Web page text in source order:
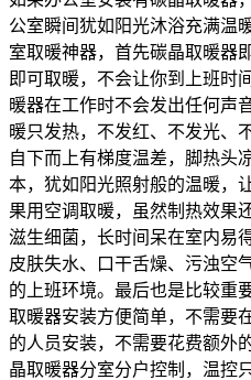
公室瞬间犹如阳光沐浴充满温
室取暖神器，首先碳晶取暖器
即可取暖，不会让你到上班时
暖器在工作时不会发出任何声
暖只发热，不发红、不发光、
自下而上有梯度温差，脚热头
本，犹如阳光照射般的温暖，
果用空调取暖，虽然制热效果
滋生细菌，长时间呆在室内易
皮肤失水、口干舌燥、污浊空
的上班环境。最后也是比较重
取暖器安装方便简单，不需要
的人员安装，不需要花费额外
晶取暖器分室分户控制，温控